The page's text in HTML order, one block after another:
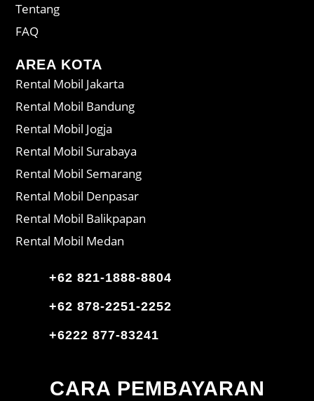
Tentang
FAQ
AREA KOTA
Rental Mobil Jakarta
Rental Mobil Bandung
Rental Mobil Jogja
Rental Mobil Surabaya
Rental Mobil Semarang
Rental Mobil Denpasar
Rental Mobil Balikpapan
Rental Mobil Medan
+62 821-1888-8804
+62 878-2251-2252
+6222 877-83241
CARA PEMBAYARAN